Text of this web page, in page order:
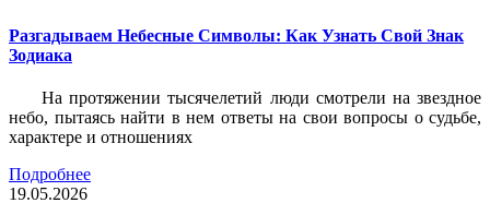
Разгадываем Небесные Символы: Как Узнать Свой Знак
Зодиака
На протяжении тысячелетий люди смотрели на звездное
небо, пытаясь найти в нем ответы на свои вопросы о судьбе,
характере и отношениях
Подробнее
19.05.2026